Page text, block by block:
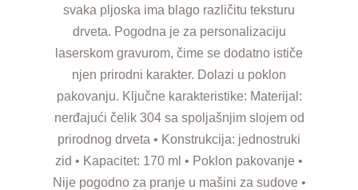
svaka pljoska ima blago različitu teksturu
drveta. Pogodna je za personalizaciju
laserskom gravurom, čime se dodatno ističe
njen prirodni karakter. Dolazi u poklon
pakovanju. Ključne karakteristike: Materijal:
nerđajući čelik 304 sa spoljašnjim slojem od
prirodnog drveta • Konstrukcija: jednostruki
zid • Kapacitet: 170 ml • Poklon pakovanje •
Nije pogodno za pranje u mašini za sudove •